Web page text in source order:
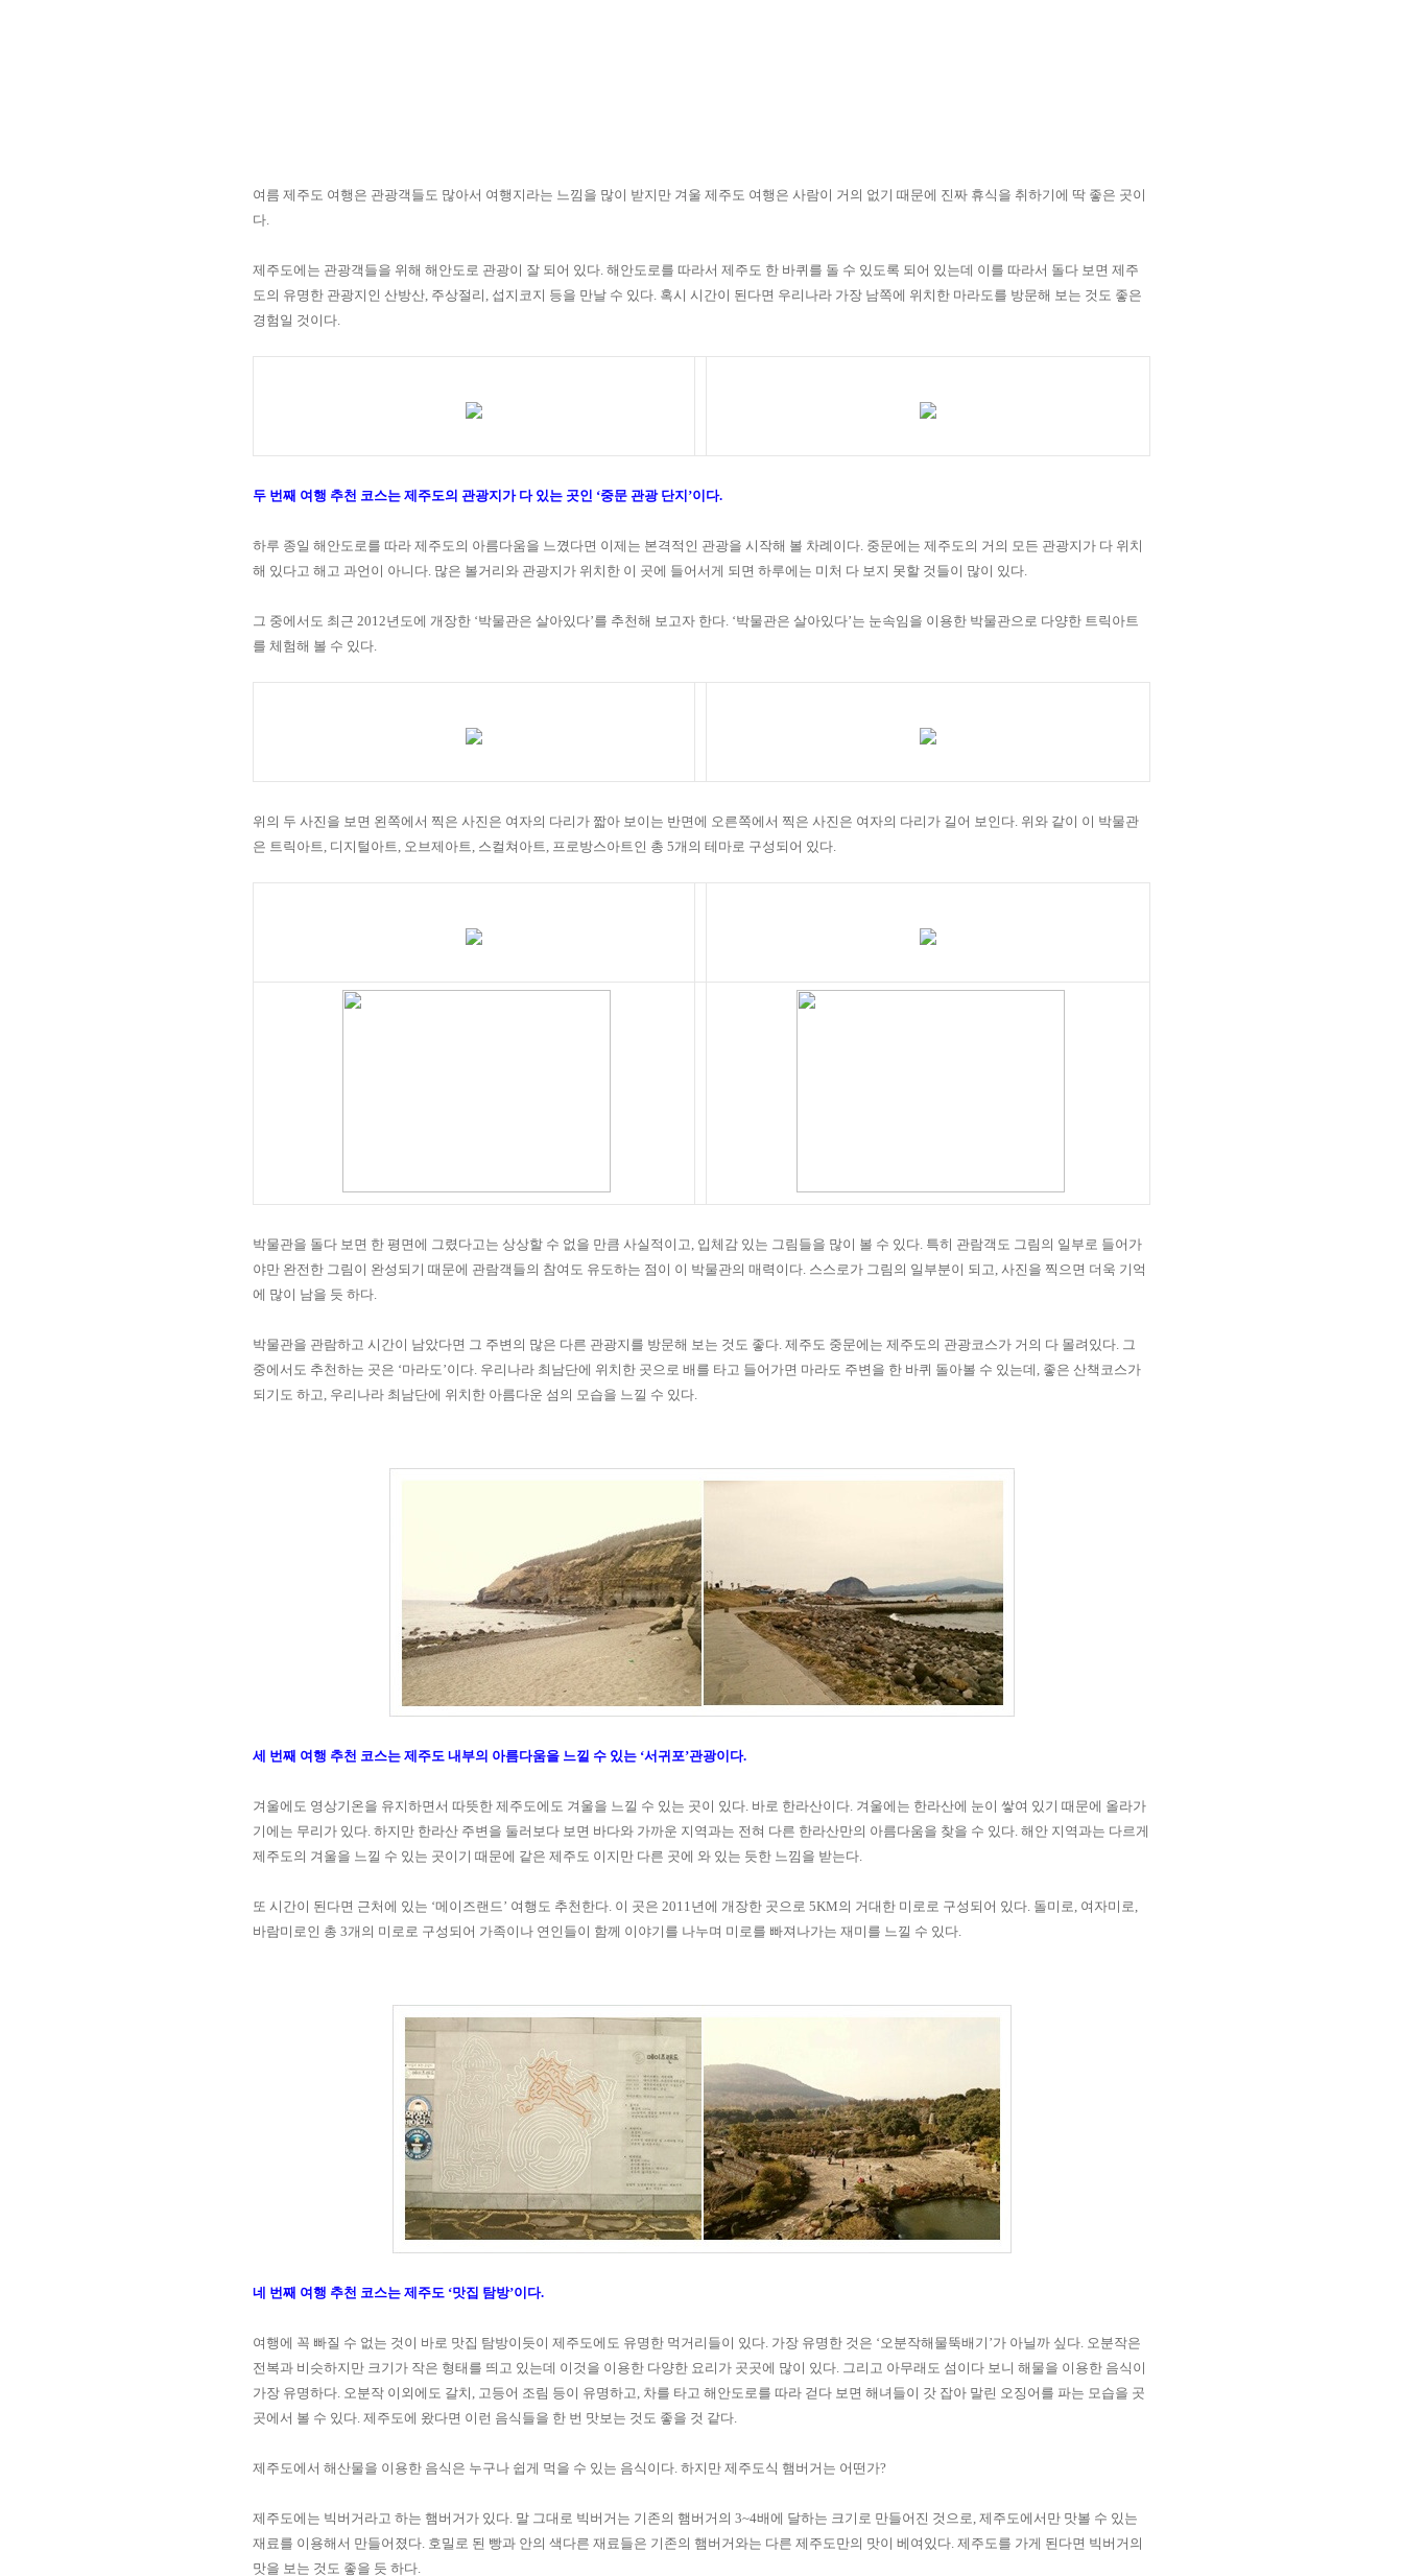
여름 제주도 여행은 관광객들도 많아서 여행지라는 느낌을 많이 받지만 겨울 제주도 여행은 사람이 거의 없기 때문에 진짜 휴식을 취하기에 딱 좋은 곳이
다.
제주도에는 관광객들을 위해 해안도로 관광이 잘 되어 있다. 해안도로를 따라서 제주도 한 바퀴를 돌 수 있도록 되어 있는데 이를 따라서 돌다 보면 제주
도의 유명한 관광지인 산방산, 주상절리 , 섭지코지 등을 만날 수 있다. 혹시 시간이 된다면 우리나라 가장 남쪽에 위치한 마라도를 방문해 보는 것도 좋은
경험일 것이다.
두 번째 여행 추천 코스는 제주도의 관광지가 다 있는 곳인 ‘중문 관광 단지 ’이다.
하루 종일 해안도로를 따라 제주도의 아름다움을 느꼈다면 이제는 본격적인 관광을 시작해 볼 차례이다. 중문에는 제주도의 거의 모든 관광지가 다 위치
해 있다고 해고 과언이 아니다. 많은 볼거리와 관광지가 위치한 이 곳에 들어서게 되면 하루에는 미처 다 보지 못할 것들이 많이 있다.
그 중에서도 최근 2012년도에 개장한 ‘박물관은 살아있다’를 추천해 보고자 한다. ‘박물관은 살아있다’는 눈속임을 이용한 박물관으로 다양한 트릭아트
를 체험해 볼 수 있다.
위의 두 사진을 보면 왼쪽에서 찍은 사진은 여자의 다리가 짧아 보이는 반면에 오른쪽에서 찍은 사진은 여자의 다리가 길어 보인다. 위와 같이 이 박물관
은 트릭아트, 디지털아트, 오브제아트, 스컬쳐아트, 프로방스아트인 총 5개의 테마로 구성되어 있다.
박물관을 돌다 보면 한 평면에 그렸다고는 상상할 수 없을 만큼 사실적이고, 입체감 있는 그림들을 많이 볼 수 있다. 특히 관람객도 그림의 일부로 들어가
야만 완전한 그림이 완성되기 때문에 관람객들의 참여도 유도하는 점이 이 박물관의 매력이다. 스스로가 그림의 일부분이 되고, 사진을 찍으면 더욱 기억
에 많이 남을 듯 하다.
박물관을 관람하고 시간이 남았다면 그 주변의 많은 다른 관광지를 방문해 보는 것도 좋다. 제주도 중문에는 제주도의 관광코스가 거의 다 몰려있다. 그
중에서도 추천하는 곳은 ‘마라도’이다. 우리나라 최남단에 위치한 곳으로 배를 타고 들어가면 마라도 주변을 한 바퀴 돌아볼 수 있는데 , 좋은 산책코스가
되기도 하고, 우리나라 최남단에 위치한 아름다운 섬의 모습을 느낄 수 있다.
세 번째 여행 추천 코스는 제주도 내부의 아름다움을 느낄 수 있는 ‘서귀포’관광이다.
겨울에도 영상기온을 유지하면서 따뜻한 제주도에도 겨울을 느낄 수 있는 곳이 있다. 바로 한라산이다. 겨울에는 한라산에 눈이 쌓여 있기 때문에 올라가
기에는 무리가 있다. 하지만 한라산 주변을 둘러보다 보면 바다와 가까운 지역과는 전혀 다른 한라산만의 아름다움을 찾을 수 있다. 해안 지역과는 다르게
제주도의 겨울을 느낄 수 있는 곳이기 때문에 같은 제주도 이지만 다른 곳에 와 있는 듯한 느낌을 받는다.
또 시간이 된다면 근처에 있는 ‘메이즈랜드’ 여행도 추천한다. 이 곳은 2011년에 개장한 곳으로 5KM의 거대한 미로로 구성되어 있다. 돌미로, 여자미로,
바람미로인 총 3개의 미로로 구성되어 가족이나 연인들이 함께 이야기를 나누며 미로를 빠져나가는 재미를 느낄 수 있다.
네 번째 여행 추천 코스는 제주도 ‘맛집 탐방’이다.
여행에 꼭 빠질 수 없는 것이 바로 맛집 탐방이듯이 제주도에도 유명한 먹거리들이 있다. 가장 유명한 것은 ‘오분작해물뚝배기 ’가 아닐까 싶다. 오분작은
전복과 비슷하지만 크기가 작은 형태를 띄고 있는데 이것을 이용한 다양한 요리가 곳곳에 많이 있다. 그리고 아무래도 섬이다 보니 해물을 이용한 음식이
가장 유명하다. 오분작 이외에도 갈치 , 고등어 조림 등이 유명하고, 차를 타고 해안도로를 따라 걷다 보면 해녀들이 갓 잡아 말린 오징어를 파는 모습을 곳
곳에서 볼 수 있다. 제주도에 왔다면 이런 음식들을 한 번 맛보는 것도 좋을 것 같다.
제주도에서 해산물을 이용한 음식은 누구나 쉽게 먹을 수 있는 음식이다. 하지만 제주도식 햄버거는 어떤가?
제주도에는 빅버거라고 하는 햄버거가 있다. 말 그대로 빅버거는 기존의 햄버거의 3~4배에 달하는 크기로 만들어진 것으로, 제주도에서만 맛볼 수 있는
재료를 이용해서 만들어졌다. 호밀로 된 빵과 안의 색다른 재료들은 기존의 햄버거와는 다른 제주도만의 맛이 베여있다. 제주도를 가게 된다면 빅버거의
맛을 보는 것도 좋을 듯 하다.